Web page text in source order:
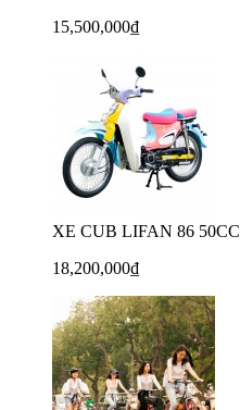
15,500,000₫
XE CUB LIFAN 86 50CC
18,200,000₫